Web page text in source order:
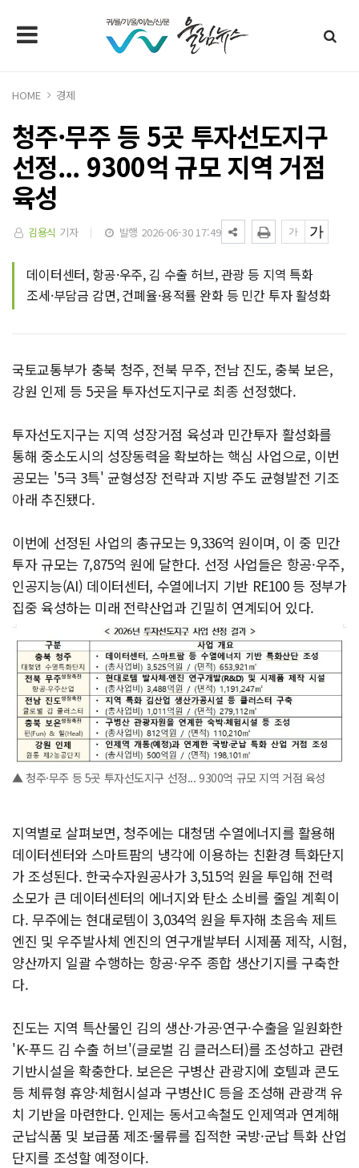
HOME 경제
청주·무주 등 5곳 투자선도지구
선정... 9300억 규모 지역 거점
육성
김용식 기자 발행 2026-06-30 17:49
데이터센터, 항공·우주, 김 수출 허브, 관광 등 지역 특화
조세·부담금 감면, 건폐율·용적률 완화 등 민간 투자 활성화
국토교통부가 충북 청주, 전북 무주, 전남 진도, 충북 보은,
강원 인제 등 5곳을 투자선도지구로 최종 선정했다.
투자선도지구는 지역 성장거점 육성과 민간투자 활성화를
통해 중소도시의 성장동력을 확보하는 핵심 사업으로, 이번
공모는 '5극 3특' 균형성장 전략과 지방 주도 균형발전 기조
아래 추진됐다.
이번에 선정된 사업의 총규모는 9,336억 원이며, 이 중 민간
투자 규모는 7,875억 원에 달한다. 선정 사업들은 항공·우주,
인공지능(AI) 데이터센터, 수열에너지 기반 RE100 등 정부가
집중 육성하는 미래 전략산업과 긴밀히 연계되어 있다.
▲ 청주·무주 등 5곳 투자선도지구 선정... 9300억 규모 지역 거점 육성
지역별로 살펴보면, 청주에는 대청댐 수열에너지를 활용해
데이터센터와 스마트팜의 냉각에 이용하는 친환경 특화단지
가 조성된다. 한국수자원공사가 3,515억 원을 투입해 전력
소모가 큰 데이터센터의 에너지와 탄소 소비를 줄일 계획이
다. 무주에는 현대로템이 3,034억 원을 투자해 초음속 제트
엔진 및 우주발사체 엔진의 연구개발부터 시제품 제작, 시험,
양산까지 일괄 수행하는 항공·우주 종합 생산기지를 구축한
다.
진도는 지역 특산물인 김의 생산·가공·연구·수출을 일원화한
'K-푸드 김 수출 허브'(글로벌 김 클러스터)를 조성하고 관련
기반시설을 확충한다. 보은은 구병산 관광지에 호텔과 콘도
등 체류형 휴양·체험시설과 구병산IC 등을 조성해 관광객 유
치 기반을 마련한다. 인제는 동서고속철도 인제역과 연계해
군납식품 및 보급품 제조·물류를 집적한 국방·군납 특화 산업
단지를 조성할 예정이다.